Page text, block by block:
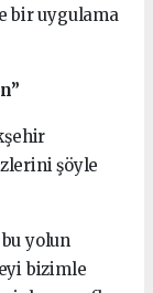
bir uygulama
şöyle
yolun
bizimle